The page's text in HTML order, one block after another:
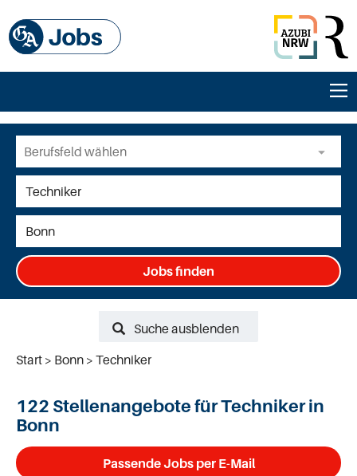
Jobs finden
Suche ausblenden
Start
Bonn Techniker
122 Stellenangebote für Techniker in
Bonn
Passende Jobs per E-Mail